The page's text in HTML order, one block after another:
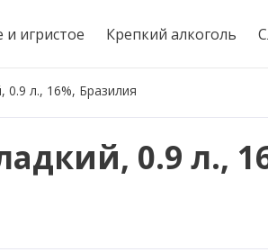
игристое Крепкий алкоголь
0.9 л., 16%, Бразилия
0.9 л.,